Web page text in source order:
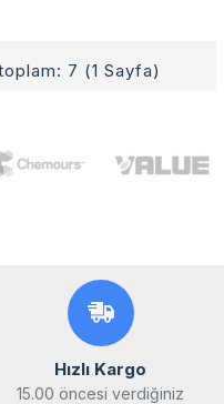
7 (1 Sayfa)
Hızlı Kargo
15.00 öncesi verdiğiniz